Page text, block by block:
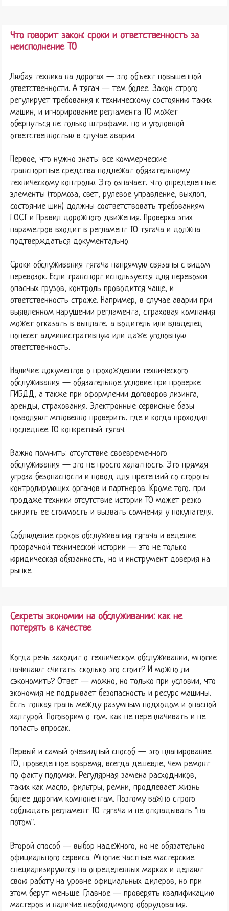
Что говорит закон: сроки и ответственность за
неисполнение ТО
Любая техника на дорогах — это объект повышенной
ответственности. А тягач — тем более. Закон строго
регулирует требования к техническому состоянию таких
машин, и игнорирование регламента ТО может
обернуться не только штрафами, но и уголовной
ответственностью в случае аварии.
Первое, что нужно знать: все коммерческие
транспортные средства подлежат обязательному
техническому контролю. Это означает, что определенные
элементы (тормоза, свет, рулевое управление, выхлоп,
состояние шин) должны соответствовать требованиям
ГОСТ и Правил дорожного движения. Проверка этих
параметров входит в регламент ТО тягача и должна
подтверждаться документально.
Сроки обслуживания тягача напрямую связаны с видом
перевозок. Если транспорт используется для перевозки
опасных грузов, контроль проводится чаще, и
ответственность строже. Например, в случае аварии при
выявленном нарушении регламента, страховая компания
может отказать в выплате, а водитель или владелец
понесет административную или даже уголовную
ответственность.
Наличие документов о прохождении технического
обслуживания — обязательное условие при проверке
ГИБДД, а также при оформлении договоров лизинга,
аренды, страхования. Электронные сервисные базы
позволяют мгновенно проверить, где и когда проходил
последнее ТО конкретный тягач.
Важно помнить: отсутствие своевременного
обслуживания — это не просто халатность. Это прямая
угроза безопасности и повод для претензий со стороны
контролирующих органов и партнеров. Кроме того, при
продаже техники отсутствие истории ТО может резко
снизить ее стоимость и вызвать сомнения у покупателя.
Соблюдение сроков обслуживания тягача и ведение
прозрачной технической истории — это не только
юридическая обязанность, но и инструмент доверия на
рынке.
Секреты экономии на обслуживании: как не
потерять в качестве
Когда речь заходит о техническом обслуживании, многие
начинают считать: сколько это стоит? И можно ли
сэкономить? Ответ — можно, но только при условии, что
экономия не подрывает безопасность и ресурс машины.
Есть тонкая грань между разумным подходом и опасной
халтурой. Поговорим о том, как не переплачивать и не
попасть впросак.
Первый и самый очевидный способ — это планирование.
ТО, проведенное вовремя, всегда дешевле, чем ремонт
по факту поломки. Регулярная замена расходников,
таких как масло, фильтры, ремни, продлевает жизнь
более дорогим компонентам. Поэтому важно строго
соблюдать регламент ТО тягача и не откладывать "на
потом".
Второй способ — выбор надежного, но не обязательно
официального сервиса. Многие частные мастерские
специализируются на определенных марках и делают
свою работу на уровне официальных дилеров, но при
этом берут меньше. Главное — проверять квалификацию
мастеров и наличие необходимого оборудования.